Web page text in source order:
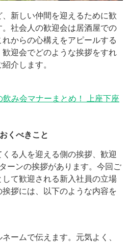
新しい仲間を迎えるために歓
社会人の歓迎会は居酒屋での
からの心構えをアピールする
迎会でどのような挨拶をすれ
介します。
み会マナーまとめ！ 上座下座
くべきこと
る人を迎える側の挨拶、歓迎
ーンの挨拶があります。今回ご
て歓迎される新入社員の立場
拶には、以下のような内容を
ームで伝えます。元気よく、